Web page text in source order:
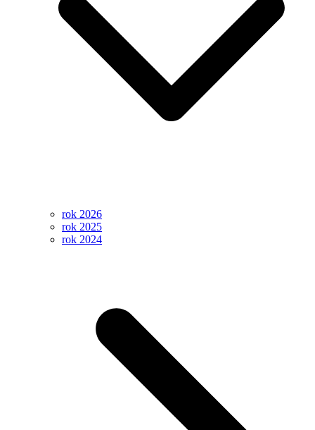
rok 2026
rok 2025
rok 2024